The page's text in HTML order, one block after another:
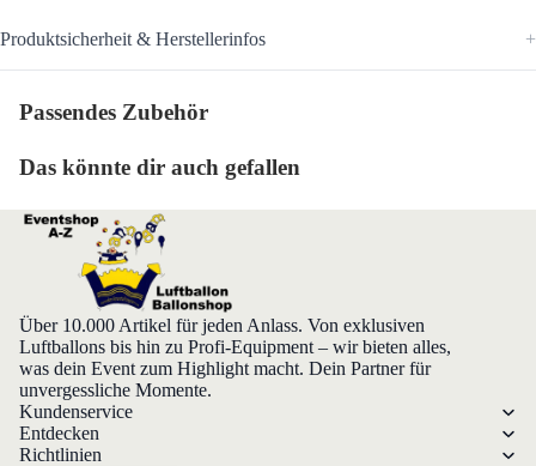
Produktsicherheit & Herstellerinfos
Passendes Zubehör
Das könnte dir auch gefallen
Über 10.000 Artikel für jeden Anlass. Von exklusiven
Luftballons bis hin zu Profi-Equipment – wir bieten alles,
was dein Event zum Highlight macht. Dein Partner für
unvergessliche Momente.
Kundenservice
Entdecken
Richtlinien